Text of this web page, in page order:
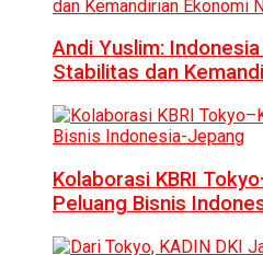
Andi Yuslim:
Stabilitas dan
Kolaborasi KBRI
Peluang Bisnis